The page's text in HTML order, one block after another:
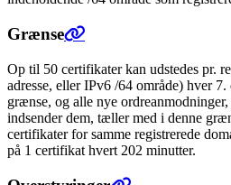
Grænse
Op til 50 certifikater kan udstedes pr.
adresse, eller IPv6 /64 område) hver
grænse, og alle nye
indsender dem, tæller med i denne
certifikater for samme registrerede
på 1 certifikat hvert 202 minutter.